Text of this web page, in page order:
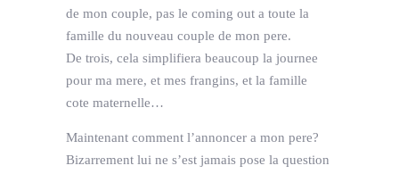
de mon couple, pas le coming out a toute la
famille du nouveau couple de mon pere.
De trois, cela simplifiera beaucoup la journee
pour ma mere, et mes frangins, et la famille
cote maternelle…
Maintenant comment l’annoncer a mon pere?
Bizarrement lui ne s’est jamais pose la question